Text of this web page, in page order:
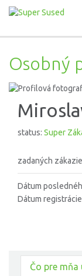
Osobný
status: Super
zadaných
Dátum
Dátum
Čo pre